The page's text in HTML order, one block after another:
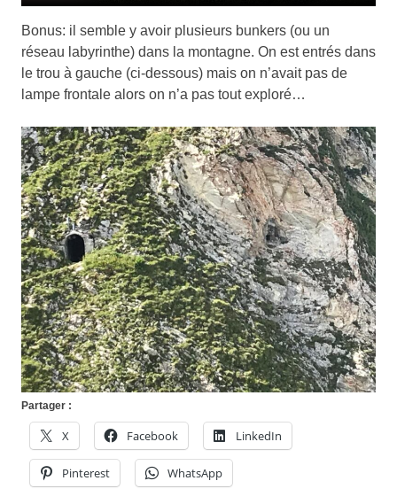
Bonus: il semble y avoir plusieurs bunkers (ou un
réseau labyrinthe) dans la montagne. On est entrés dans
le trou à gauche (ci-dessous) mais on n’avait pas de
lampe frontale alors on n’a pas tout exploré…
Partager :
X Facebook LinkedIn
Pinterest WhatsApp